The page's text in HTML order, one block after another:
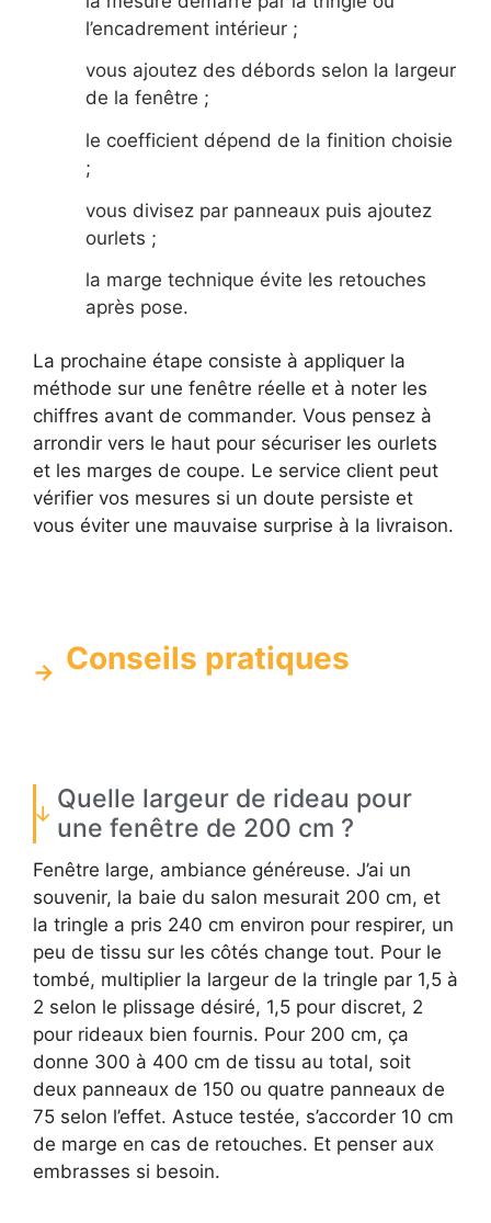
l’encadrement intérieur ;
vous ajoutez des débords selon la largeur
de la fenêtre ;
le coefficient dépend de la finition choisie
;
vous divisez par panneaux puis ajoutez
ourlets ;
la marge technique évite les retouches
après pose.
La prochaine étape consiste à appliquer la
méthode sur une fenêtre réelle et à noter les
chiffres avant de commander. Vous pensez à
arrondir vers le haut pour sécuriser les ourlets
et les marges de coupe. Le service client peut
vérifier vos mesures si un doute persiste et
vous éviter une mauvaise surprise à la livraison.
Conseils pratiques
Quelle largeur de rideau pour
une fenêtre de 200 cm ?
Fenêtre large, ambiance généreuse. J’ai un
souvenir, la baie du salon mesurait 200 cm, et
la tringle a pris 240 cm environ pour respirer, un
peu de tissu sur les côtés change tout. Pour le
tombé, multiplier la largeur de la tringle par 1,5 à
2 selon le plissage désiré, 1,5 pour discret, 2
pour rideaux bien fournis. Pour 200 cm, ça
donne 300 à 400 cm de tissu au total, soit
deux panneaux de 150 ou quatre panneaux de
75 selon l’effet. Astuce testée, s’accorder 10 cm
de marge en cas de retouches. Et penser aux
embrasses si besoin.